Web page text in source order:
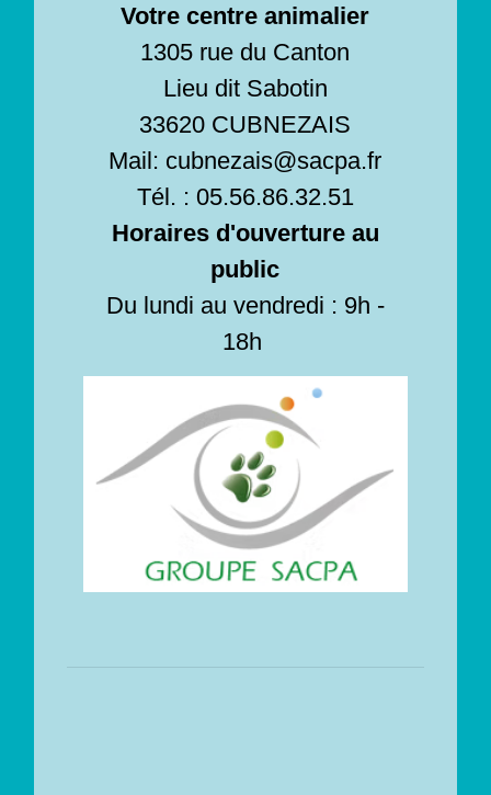
Votre centre animalier
1305 rue du Canton
Lieu dit Sabotin
33620 CUBNEZAIS
Mail: cubnezais@sacpa.fr
Tél. : 05.56.86.32.51
Horaires d'ouverture au
public
Du lundi au vendredi : 9h -
18h